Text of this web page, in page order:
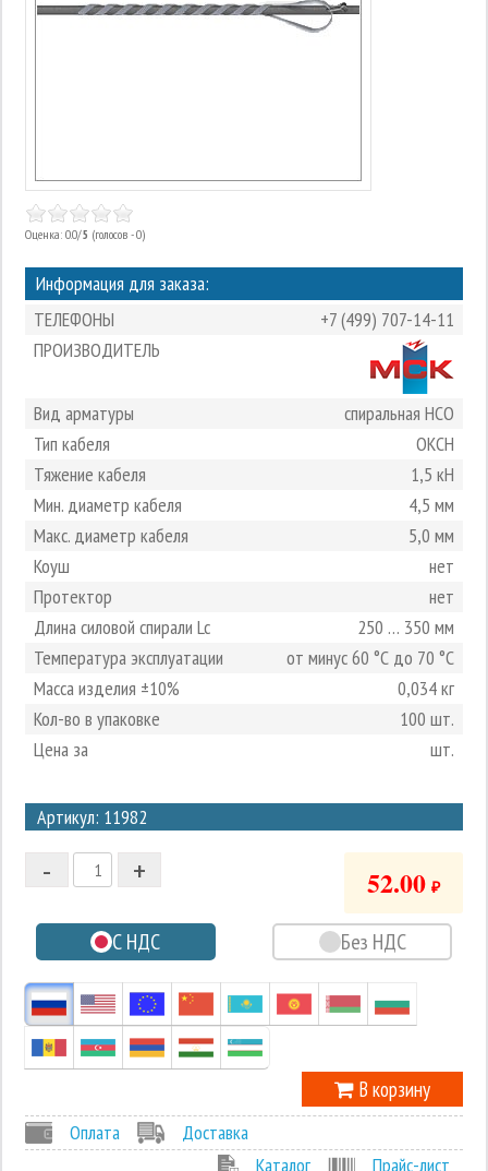
Оценка: 0.0/5 (голосов - 0)
Информация для заказа:
ТЕЛЕФОНЫ
+7 (499) 707-14-11
ПРОИЗВОДИТЕЛЬ
Вид арматуры
спиральная НСО
Тип кабеля
ОКСН
Тяжение кабеля
1,5 кН
Мин. диаметр кабеля
4,5 мм
Макс. диаметр кабеля
5,0 мм
Коуш
нет
Протектор
нет
Длина силовой спирали Lc
250 … 350 мм
Температура эксплуатации
от минус 60 °С до 70 °С
Масса изделия ±10%
0,034 кг
Кол-во в упаковке
100 шт.
Цена за
шт.
Артикул: 11982
2
1
-1
+
- 52.00 ₽
С НДС Без НДС
В корзину
Оплата
Доставка
Каталог
Прайс-лист